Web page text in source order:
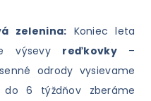
zelenina: Koniec leta
výsevy reďkovky–
odrody vysievame
6 týždňov zberáme